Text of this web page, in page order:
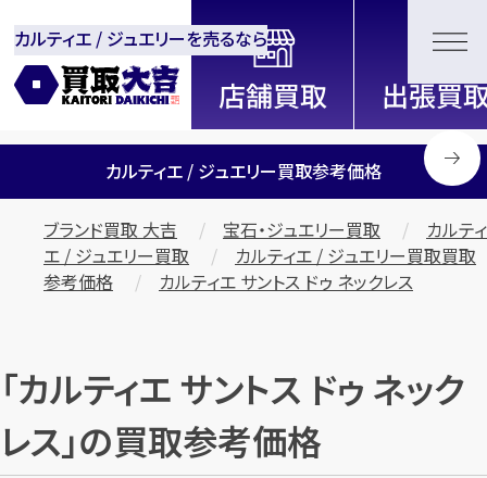
全国2200店舗以上展開中！信頼と実績の買取専門店「買取大
吉」
カルティエ / ジュエリーを売るなら
カルティエ / ジュエリー買取参考価格
ブランド買取 大吉 宝石・ジュエリー買取
カルティ
エ / ジュエリー買取
カルティエ / ジュエリー買取買取
参考価格
カルティエ サントス ドゥ ネックレス
「カルティエ サントス ドゥ ネック
レス」の買取参考価格